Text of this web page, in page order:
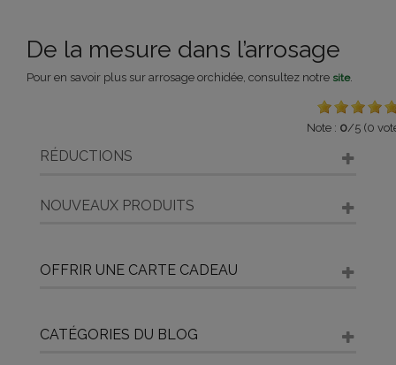
De la mesure dans l’arrosage
Pour en savoir plus sur arrosage orchidée, consultez notre site.
Note : 0/5 (0
RÉDUCTIONS
NOUVEAUX PRODUITS
OFFRIR UNE CARTE CADEAU
CATÉGORIES DU BLOG